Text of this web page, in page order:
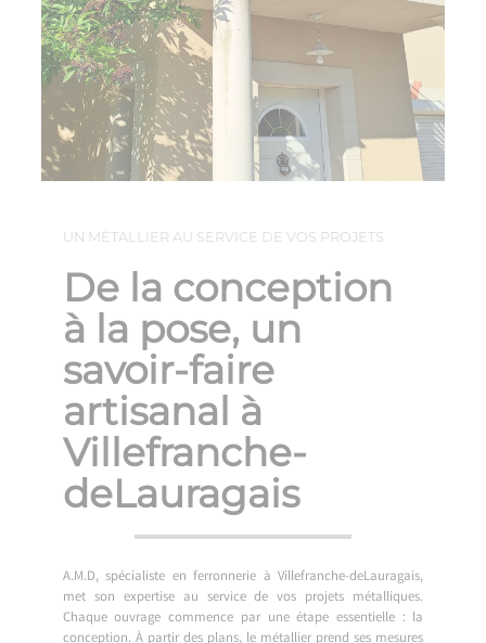
UN MÉTALLIER AU SERVICE DE VOS PROJETS
De la conception
à la pose, un
savoir-faire
artisanal à
Villefranche-
deLauragais
A.M.D, spécialiste en ferronnerie à Villefranche-deLauragais,
met son expertise au service de vos projets métalliques.
Chaque ouvrage commence par une étape essentielle : la